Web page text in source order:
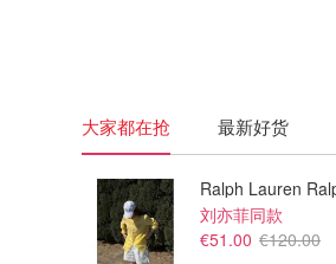
大家都在抢 最新好货
刘亦菲同款
€51.00 €120.00